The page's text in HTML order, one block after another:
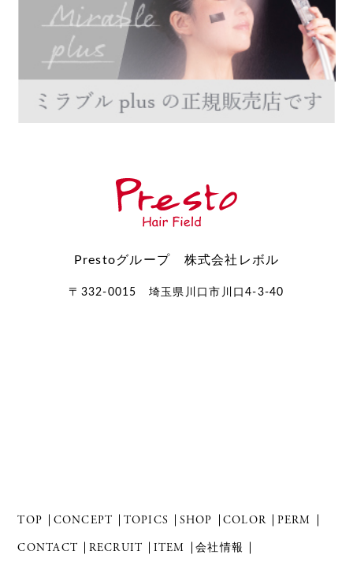
Prestoグループ 株式会社レボル
〒332-0015 埼玉県川口市川口4-3-40
TOP CONCEPT TOPICS SHOP COLOR
PERM
CONTACT
RECRUIT ITEM 会社情報